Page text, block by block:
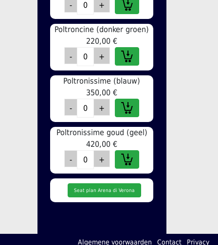
Poltroncine (donker groen)
220,00 €
Poltronissime (blauw)
350,00 €
Poltronissime goud (geel)
420,00 €
Seat plan Arena di Verona
Algemene voorwaarden Contact Privacy